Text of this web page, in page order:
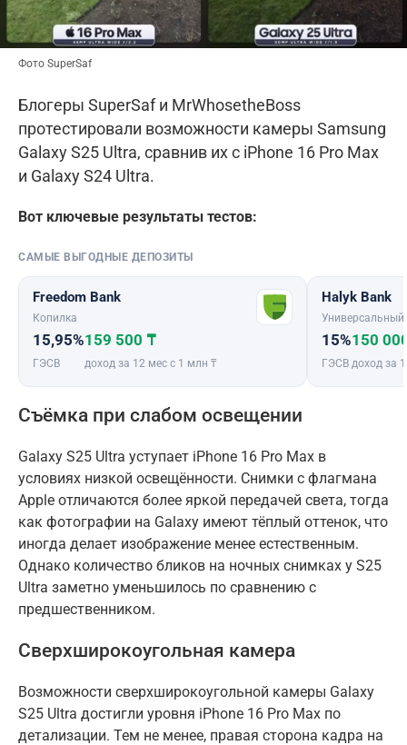
Фото SuperSaf
Блогеры SuperSaf и MrWhosetheBoss
протестировали возможности камеры Samsung
Galaxy S25 Ultra, сравнив их с iPhone 16 Pro Max
и Galaxy S24 Ultra.
Вот ключевые результаты тестов:
САМЫЕ ВЫГОДНЫЕ ДЕПОЗИТЫ
Freedom Bank
Копилка
15,95%
ГЭСВ
159 500 ₸
доход за 12 мес с 1 млн ₸
Halyk Bank
Универсальный
15%
ГЭСВ
150
доход за
Съёмка при слабом освещении
Galaxy S25 Ultra уступает iPhone 16 Pro Max в
условиях низкой освещённости. Снимки с флагмана
Apple отличаются более яркой передачей света, тогда
как фотографии на Galaxy имеют тёплый оттенок, что
иногда делает изображение менее естественным.
Однако количество бликов на ночных снимках у S25
Ultra заметно уменьшилось по сравнению с
предшественником.
Сверхширокоугольная камера
Возможности сверхширокоугольной камеры Galaxy
S25 Ultra достигли уровня iPhone 16 Pro Max по
детализации. Тем не менее, правая сторона кадра на